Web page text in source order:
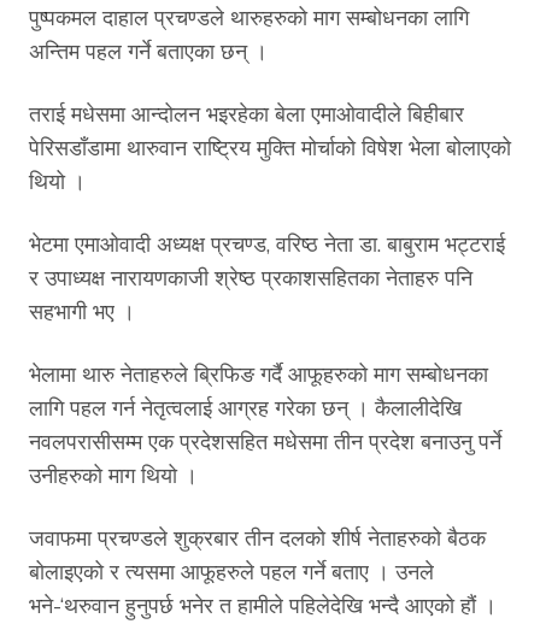
पुष्पकमल दाहाल प्रचण्डले थारुहरुको माग सम्बोधनका लागि
अन्तिम पहल गर्ने बताएका छन् ।
तराई मधेसमा आन्दोलन भइरहेका बेला एमाओवादीले बिहीबार
पेरिसडाँडामा थारुवान राष्ट्रिय मुक्ति मोर्चाको विषेश भेला बोलाएको
थियो ।
भेटमा एमाओवादी अध्यक्ष प्रचण्ड, वरिष्ठ नेता डा. बाबुराम भट्टराई
र उपाध्यक्ष नारायणकाजी श्रेष्ठ प्रकाशसहितका नेताहरु पनि
सहभागी भए ।
भेलामा थारु नेताहरुले ब्रिफिङ गर्दै आफूहरुको माग सम्बोधनका
लागि पहल गर्न नेतृत्वलाई आग्रह गरेका छन् । कैलालीदेखि
नवलपरासीसम्म एक प्रदेशसहित मधेसमा तीन प्रदेश बनाउनु पर्ने
उनीहरुको माग थियो ।
जवाफमा प्रचण्डले शुक्रबार तीन दलको शीर्ष नेताहरुको बैठक
बोलाइएको र त्यसमा आफूहरुले पहल गर्ने बताए । उनले
भने-‘थरुवान हुनुपर्छ भनेर त हामीले पहिलेदेखि भन्दै आएको हौं ।